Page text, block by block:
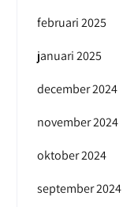
februari 2025
januari 2025
december 2024
november 2024
oktober 2024
september 2024